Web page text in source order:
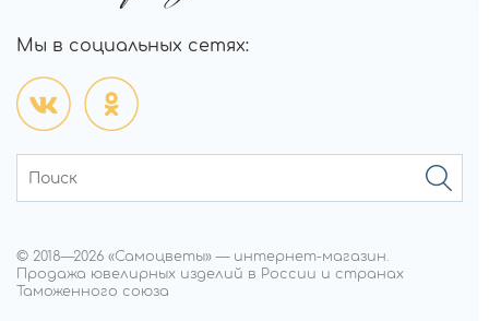
Мы в социальных сетях:
© 2018—2026 «Самоцветы» — интернет-магазин.
Продажа ювелирных изделий в России и странах
Таможенного союза